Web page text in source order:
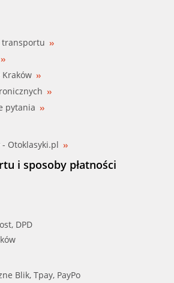
transportu
Kraków
pytania
Otoklasyki.pl
i sposoby płatności
DPD
Blik, Tpay, PayPo